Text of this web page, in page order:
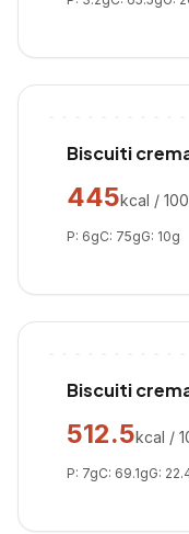
Biscuiti
445kcal /
P: 6gC: 75gG: 10g
Biscuiti
512.5kcal /
P: 7gC: 69.1gG: